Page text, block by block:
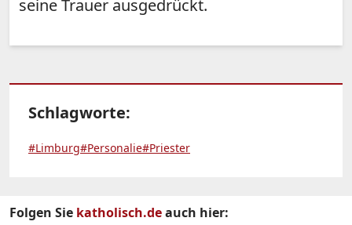
seine Trauer ausgedrückt.
Schlagworte:
#Limburg#Personalie#Priester
Folgen Sie katholisch.deauch hier: